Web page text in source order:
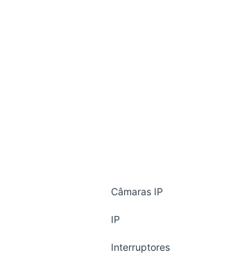
Câmaras IP
IP
Interruptores